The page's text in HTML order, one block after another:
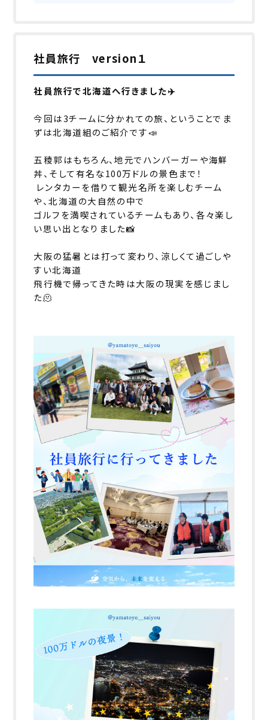
社員旅行 version１
社員旅行で北海道へ行きました✈️
今回は3チームに分かれての旅、ということでま
ずは北海道組のご紹介です📣
五稜郭はもちろん、地元でハンバーガーや海鮮
丼、そして有名な100万ドルの景色まで！
レンタカーを借りて観光名所を楽しむチーム
や、北海道の大自然の中で
ゴルフを満喫されているチームもあり、各々楽し
い思い出となりました📸
大阪の猛暑とは打って変わり、涼しくて過ごしや
すい北海道
飛行機で帰ってきた時は大阪の現実を感じまし
た🫠